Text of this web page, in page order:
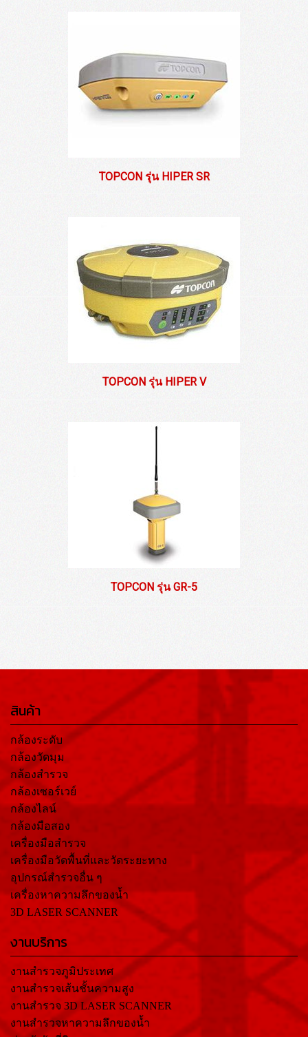
TOPCON รุ่น HIPER SR
TOPCON รุ่น HIPER V
TOPCON รุ่น GR-5
สินค้า
กล้องระดับ
กล้องวัดมุม
กล้องสำรวจ
กล้องเซอร์เวย์
กล้องไลน์
กล้องมือสอง
เครื่องมือสำรวจ
เครื่องมือวัดพื้นที่และวัดระยะทาง
อุปกรณ์สำรวจอื่น ๆ
เครื่องหาความลึกของน้ำ
3D LASER SCANNER
งานบริการ
งานสำรวจภูมิประเทศ
งานสำรวจเส้นชั้นความสูง
งานสำรวจ 3D LASER SCANNER
งานสำรวจหาความลึกของน้ำ